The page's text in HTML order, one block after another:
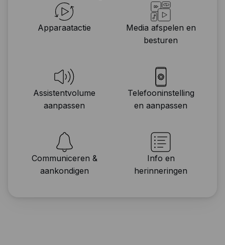
Apparaatactie
Media afspelen en
besturen
Assistentvolume
aanpassen
Telefooninstelling
en aanpassen
Communiceren &
aankondigen
Info en
herinneringen